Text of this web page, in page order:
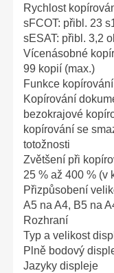
Rychlost
sFCOT: přibl. 23
sESAT: přibl. 3,2
Vícenásobné
99 kopií (max.)
Funkce kopírování
Kopírování
bezokrajové
kopírování se
totožnosti
Zvětšení při
25 % až 400 % (v
Přizpůsobení
A5 na A4, B5 na
Rozhraní
Typ a velikost
Plně bodový
Jazyky displeje